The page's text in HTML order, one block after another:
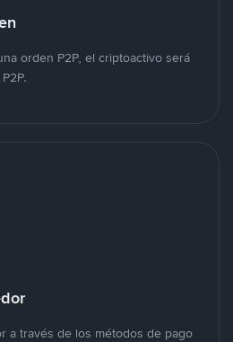
orden P2P, el criptoactivo será
a través de los métodos de pago